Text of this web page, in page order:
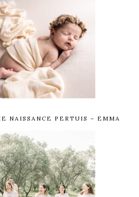
NAISSANCE PERTUIS – EMMA